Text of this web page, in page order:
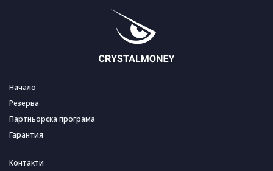
Начало
Резерва
Партньорска програма
Гарантия
Контакти